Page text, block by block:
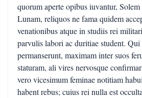
quorum aperte opibus iuvantur,
Lunam, reliquos ne fama quidem
venationibus atque in studiis rei
parvulis labori ac duritiae student.
permanserunt, maximam inter suos
staturam, ali vires nervosque
vero vicesimum feminae notitiam
habent rebus; cuius rei nulla est